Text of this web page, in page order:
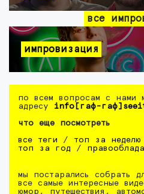
все
импровизация
по всем вопросам с нами
адресу info[гаф-
что еще посмотреть
все теги / топ за неделю
топ за год /
мы постарались собрать
все самые интересные
юмор, путешествия,